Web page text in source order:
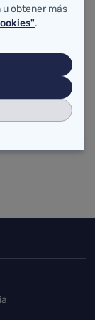
Centro de
y
obtener más
.